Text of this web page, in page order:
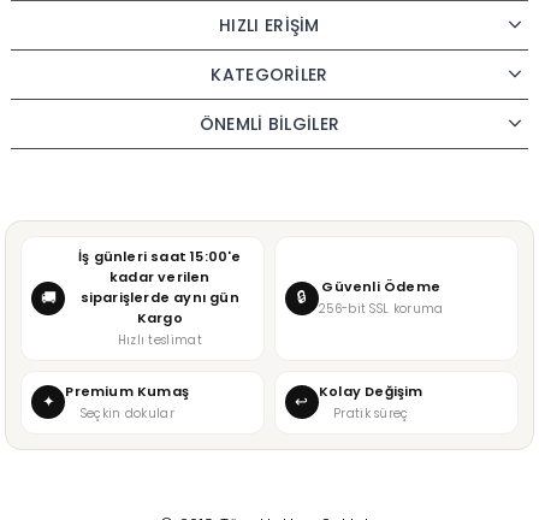
HIZLI ERİŞİM
KATEGORİLER
ÖNEMLİ BİLGİLER
🚚
İş günleri saat 15:00'e
kadar verilen
siparişlerde aynı gün
Kargo
Hızlı teslimat
🔒 Güvenli Ödeme
256-bit SSL koruma
✦ Premium Kumaş
Seçkin dokular ↩ Kolay Değişim
Pratik süreç